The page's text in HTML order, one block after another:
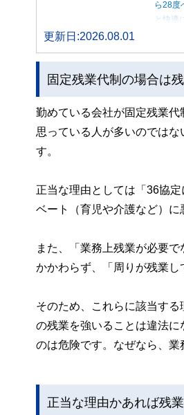
ら28度
と快適
更新日:2026.08.01
固定残業代制の場合は
勤めている会社が固定残業
思っている人が多いのでは
す。
正当な理由としては「36協
ベート（育児や介護など）に
また、「業務上残業が必要
かかわらず、「周りが残業し
そのため、これらに該当す
の残業を強いることは違法
のは危険です。なぜなら、業
正当な理由かあれば残